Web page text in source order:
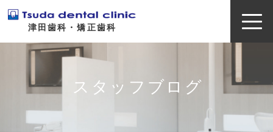
津田歯科・矯正歯科
スタッフブログ